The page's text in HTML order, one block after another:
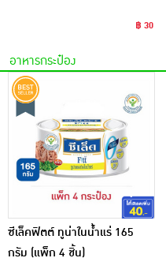
฿ 30
อาหารกระป๋อง
ซีเล็คฟิตต์ ทูน่าในน้ำแร่ 165
กรัม (แพ็ก 4 ชิ้น)